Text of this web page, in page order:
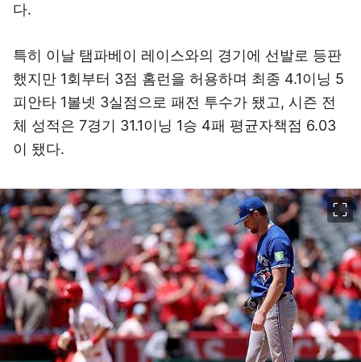
다.
특히 이날 탬파베이 레이스와의 경기에 선발로 등판
했지만 1회부터 3점 홈런을 허용하며 최종 4.1이닝 5
피안타 1볼넷 3실점으로 패전 투수가 됐고, 시즌 전
체 성적은 7경기 31.1이닝 1승 4패 평균자책점 6.03
이 됐다.